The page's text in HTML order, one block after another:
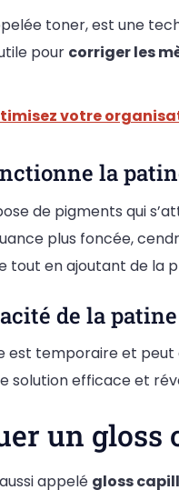
toner, est une
pour corriger les
votre
la
de pigments qui
plus foncée,
tout en ajoutant de la
de la patine
est temporaire et
solution efficace et
un
appelé gloss